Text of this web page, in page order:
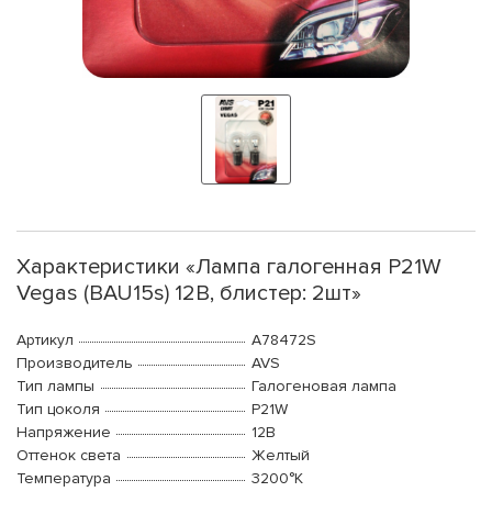
Характеристики «Лампа галогенная P21W
Vegas (BAU15s) 12В, блистер: 2шт»
Артикул
A78472S
Производитель
AVS
Тип лампы
Галогеновая лампа
Тип цоколя
P21W
Напряжение
12В
Оттенок света
Желтый
Температура
3200°K